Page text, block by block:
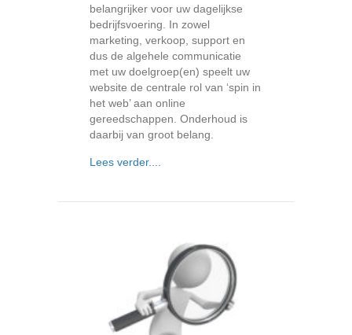
belangrijker voor uw dagelijkse
bedrijfsvoering. In zowel
marketing, verkoop, support en
dus de algehele communicatie
met uw doelgroep(en) speelt uw
website de centrale rol van ‘spin in
het web’ aan online
gereedschappen. Onderhoud is
daarbij van groot belang.
Lees verder....